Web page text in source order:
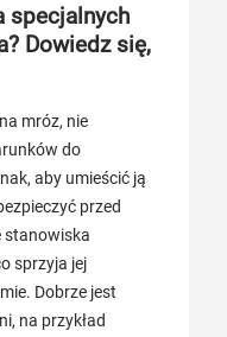
specjalnych
Dowiedz się,
mróz, nie
do
aby umieścić ją
przed
stanowiska
sprzyja jej
Dobrze jest
na przykład